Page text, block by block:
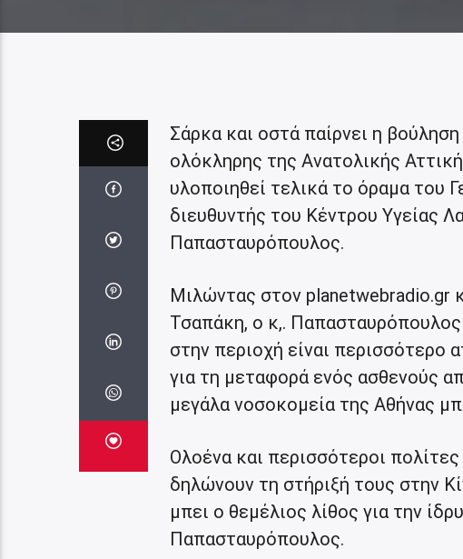
Σάρκα και οστά παίρνει η
ολόκληρης της Ανατολικής
υλοποιηθεί τελικά το όραμα του
διευθυντής του Κέντρου Υγείας
Παπασταυρόπουλος.
Μιλώντας στον planetwebradio.gr
Τσαπάκη, ο κ,.
στην περιοχή είναι περισσότερο
για τη μεταφορά ενός ασθενούς
μεγάλα νοσοκομεία της Αθήνας
Ολοένα και περισσότεροι
δηλώνουν τη στήριξή τους στην
μπει ο θεμέλιος λίθος για την
Παπασταυρόπουλος.